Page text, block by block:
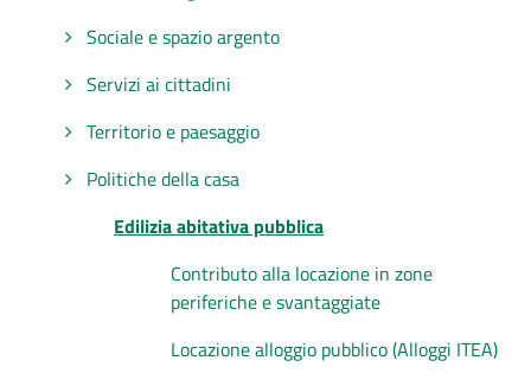
Sociale e spazio argento
Servizi ai cittadini
Territorio e paesaggio
Politiche della casa
Edilizia abitativa pubblica
Contributo alla locazione in zone
periferiche e svantaggiate
Locazione alloggio pubblico (Alloggi ITEA)